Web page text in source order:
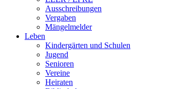
Ausschreibungen
Vergaben
Mängelmelder
Leben
Kindergärten und Schulen
Jugend
Senioren
Vereine
Heiraten